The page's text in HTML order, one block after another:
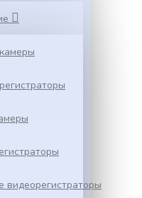
видеорегистраторы